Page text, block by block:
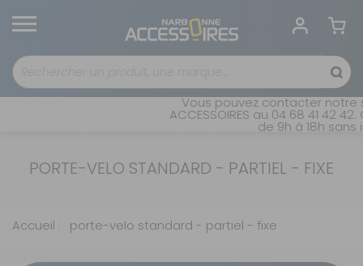
Vous pouvez contacter notre
ACCESSOIRES au 04 68 41 42
de 9h à 18h sans
PORTE-VELO STANDARD - PARTIEL - FIXE
Accueil porte-velo standard - partiel - fixe